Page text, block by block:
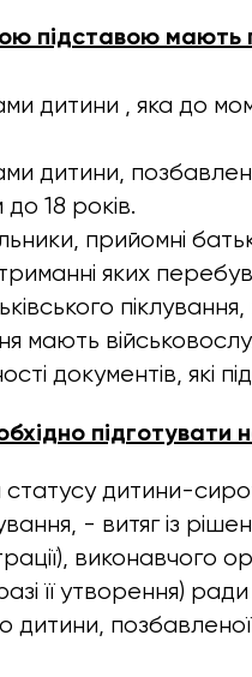
підставою мають
дитини , яка до
дитини,
до 18 років.
прийомні
яких
піклування,
мають
документів,
підготувати
статусу дитини-
- витяг із
виконавчого
її утворення)
позбавленої